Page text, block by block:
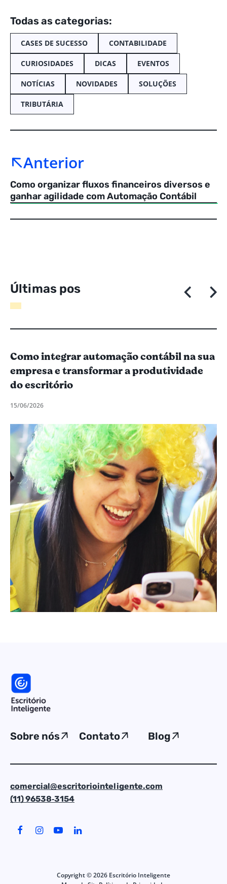
Todas as categorias:
CASES DE SUCESSO CONTABILIDADE
CURIOSIDADES DICAS EVENTOS
NOTÍCIAS NOVIDADES SOLUÇÕES
TRIBUTÁRIA
Anterior
Como organizar fluxos financeiros diversos e
ganhar agilidade com Automação Contábil
Últimas pos
Como integrar automação contábil na sua
empresa e transformar a produtividade
do escritório
15/06/2026
Sobre nós Contato Blog
comercial@escritoriointeligente.com
(11) 96538‑3154
Copyright ©2026 Escritório Inteligente